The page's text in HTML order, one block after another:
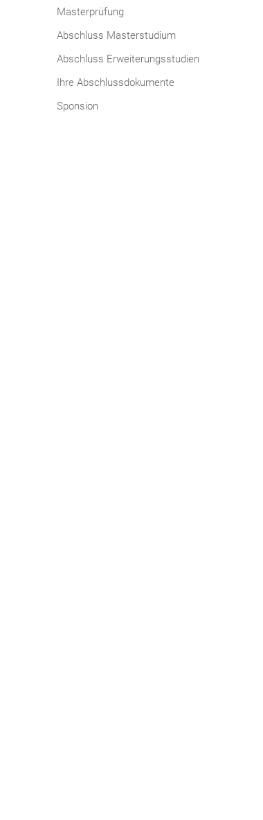
Masterprüfung
Abschluss Masterstudium
Abschluss Erweiterungsstudien
Ihre Abschlussdokumente
Sponsion